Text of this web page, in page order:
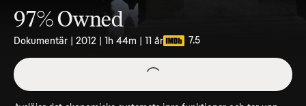
97% Owned
Dokumentär | 2012 | 1h 44m | 11 år 7.5